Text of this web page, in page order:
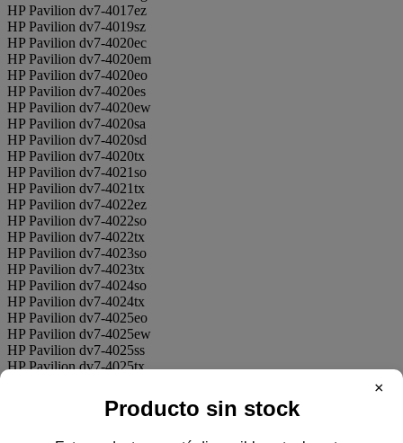
HP Pavilion dv7-4017ez
HP Pavilion dv7-4019sz
HP Pavilion dv7-4020ec
HP Pavilion dv7-4020em
HP Pavilion dv7-4020eo
HP Pavilion dv7-4020es
HP Pavilion dv7-4020ew
HP Pavilion dv7-4020sa
HP Pavilion dv7-4020sd
HP Pavilion dv7-4020tx
HP Pavilion dv7-4021so
HP Pavilion dv7-4021tx
HP Pavilion dv7-4022ez
HP Pavilion dv7-4022so
HP Pavilion dv7-4022tx
HP Pavilion dv7-4023so
HP Pavilion dv7-4023tx
HP Pavilion dv7-4024so
HP Pavilion dv7-4024tx
HP Pavilion dv7-4025eo
HP Pavilion dv7-4025ew
HP Pavilion dv7-4025ss
HP Pavilion dv7-4025tx
HP Pavilion dv7-4026tx
HP Pavilion dv7-4027so
×
Producto sin stock